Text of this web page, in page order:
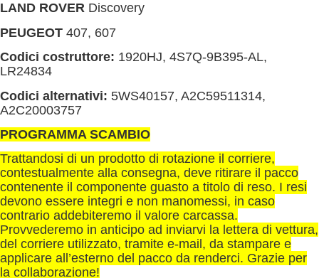
LAND ROVER Discovery
PEUGEOT 407, 607
Codici costruttore: 1920HJ, 4S7Q-9B395-AL,
LR24834
Codici alternativi: 5WS40157, A2C59511314,
A2C20003757
PROGRAMMA SCAMBIO
Trattandosi di un prodotto di rotazione il corriere,
contestualmente alla consegna, deve ritirare il pacco
contenente il componente guasto a titolo di reso. I resi
devono essere integri e non manomessi, in caso
contrario addebiteremo il valore carcassa.
Provvederemo in anticipo ad inviarvi la lettera di vettura,
del corriere utilizzato, tramite e-mail, da stampare e
applicare all’esterno del pacco da renderci. Grazie per
la collaborazione!